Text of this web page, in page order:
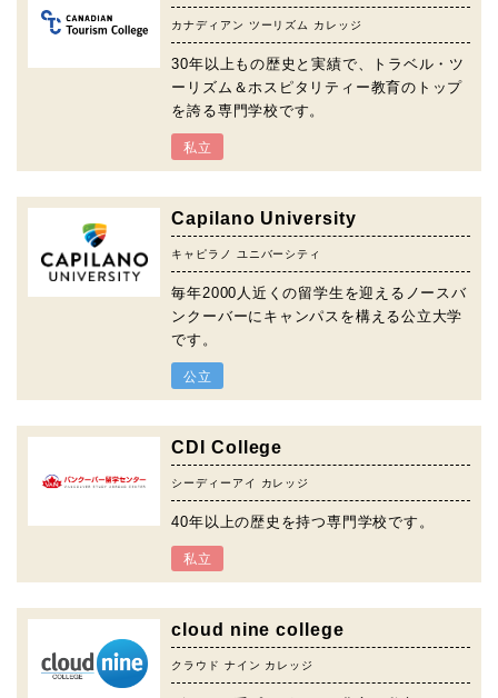
カナディアン ツーリズム カレッジ
30年以上もの歴史と実績で、トラベル・ツ
ーリズム＆ホスピタリティー教育のトップ
を誇る専門学校です。
私立
Capilano University
キャピラノ ユニバーシティ
毎年2000人近くの留学生を迎えるノースバ
ンクーバーにキャンパスを構える公立大学
です。
公立
CDI College
シーディーアイ カレッジ
40年以上の歴史を持つ専門学校です。
私立
cloud nine college
クラウド ナイン カレッジ